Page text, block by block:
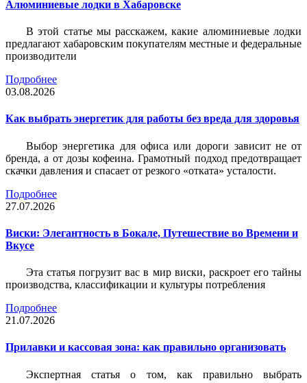
Алюминиевые лодки в Хабаровске
В этой статье мы расскажем, какие алюминиевые лодки
предлагают хабаровским покупателям местные и федеральные
производители
Подробнее
03.08.2026
Как выбрать энергетик для работы без вреда для здоровья
Выбор энергетика для офиса или дороги зависит не от
бренда, а от дозы кофеина. Грамотный подход предотвращает
скачки давления и спасает от резкого «отката» усталости.
Подробнее
27.07.2026
Виски: Элегантность в Бокале, Путешествие во Времени и
Вкусе
Эта статья погрузит вас в мир виски, раскроет его тайны
производства, классификации и культуры потребления
Подробнее
21.07.2026
Прилавки и кассовая зона: как правильно организовать
Экспертная статья о том, как правильно выбрать